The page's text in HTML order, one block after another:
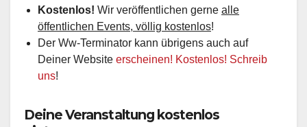
Kostenlos! Wir veröffentlichen gerne alle
öffentlichen Events, völlig kostenlos!
Der Ww-Terminator kann übrigens auch auf
Deiner Website erscheinen! Kostenlos! Schreib
uns!
Deine Veranstaltung kostenlos